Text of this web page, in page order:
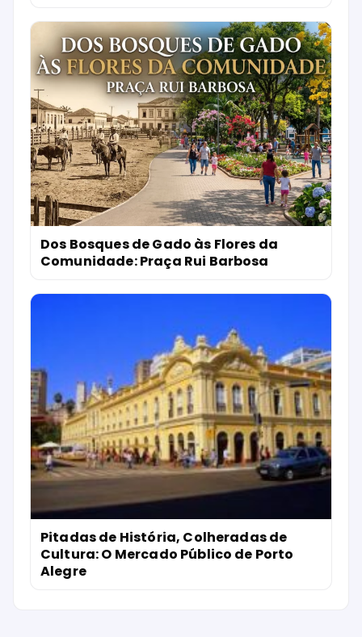
Dos Bosques de Gado às Flores da
Comunidade: Praça Rui Barbosa
Pitadas de História, Colheradas de
Cultura: O Mercado Público de Porto
Alegre